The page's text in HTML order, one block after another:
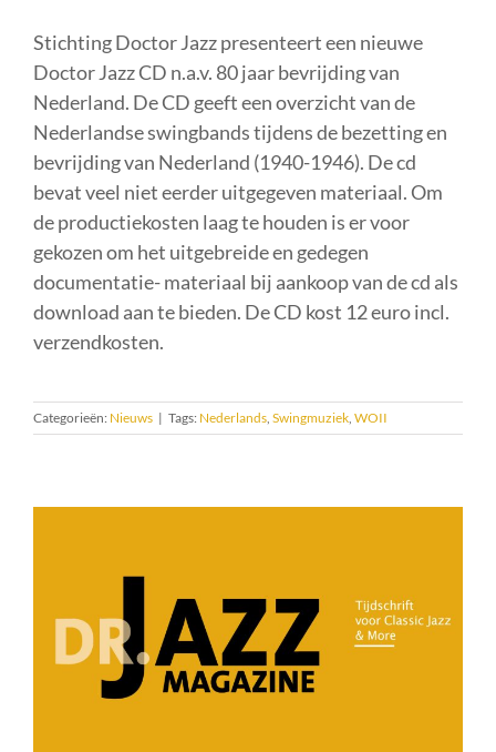
Stichting Doctor Jazz presenteert een nieuwe
Doctor Jazz CD n.a.v. 80 jaar bevrijding van
Nederland. De CD geeft een overzicht van de
Nederlandse swingbands tijdens de bezetting en
bevrijding van Nederland (1940-1946). De cd
bevat veel niet eerder uitgegeven materiaal. Om
de productiekosten laag te houden is er voor
gekozen om het uitgebreide en gedegen
documentatie- materiaal bij aankoop van de cd als
download aan te bieden. De CD kost 12 euro incl.
verzendkosten.
Categorieën: Nieuws | Tags: Nederlands Swingmuziek WOII